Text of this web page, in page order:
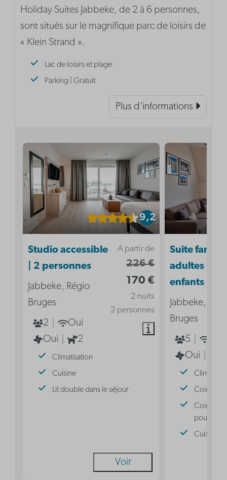
Holiday Suites Jabbeke, de 2 à 6 personnes,
sont situés sur le magnifique parc de loisirs de
« Klein Strand ».
Lac de loisirs et plage
Parking | Gratuit
Plus d'informations
9,2
A partir de
226 €
170 €
2 nuits
2 personnes
Studio accessible
| 2 personnes
Jabbeke, Régio
Bruges
2
Oui
Oui
2
Climatisation
Cuisine
Lit double dans le séjour
Voir
Suite
adultes - 3
enfants
Jabbeke,
Bruges
5
Oui
Coin nuit
Coin nuit
pour 3
Cuisine